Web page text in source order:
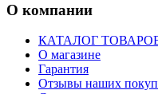
О компании
КАТАЛОГ
О магазине
Гарантия
Отзывы наших